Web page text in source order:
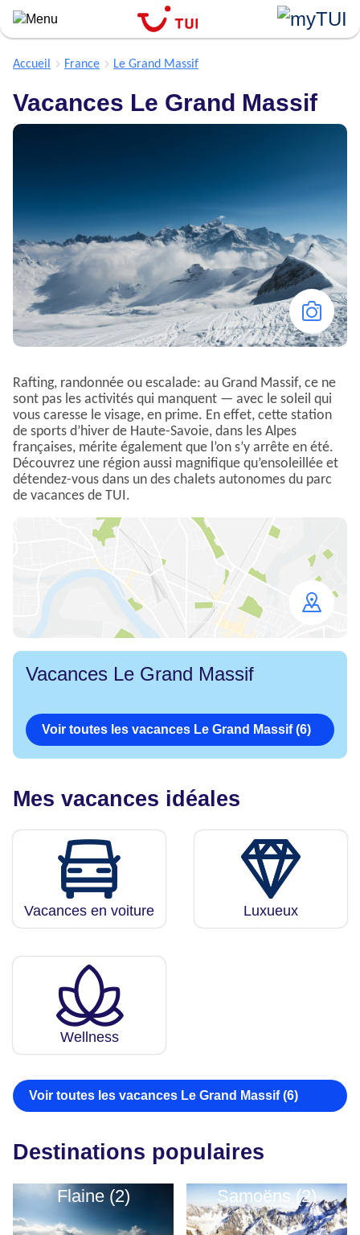
Aller
contenu
Accueil France Le Grand Massif
Vacances Le Grand Massif
Rafting, randonnée ou escalade: au Grand Massif, ce ne
sont pas les activités qui manquent — avec le soleil qui
vous caresse le visage, en prime. En effet, cette station
de sports d’hiver de Haute-Savoie, dans les Alpes
françaises, mérite également que l’on s’y arrête en été.
Découvrez une région aussi magnifique qu’ensoleillée et
détendez-vous dans un des chalets autonomes du parc
de vacances de TUI.
map
Vacances Le Grand Massif
Voir toutes les vacances Le Grand Massif (6)
Mes vacances idéales
Vacances en voiture Luxueux
Wellness
Voir toutes les vacances Le Grand Massif (6)
Destinations populaires
Flaine (2) Samoëns (2)